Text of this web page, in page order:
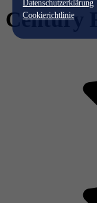
Datenschutzerklärung
Cookierichtlinie
Century